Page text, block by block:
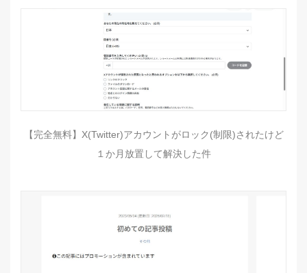
【完全無料】X(Twitter)アカウントがロック(制限)されたけど
１か月放置して解決した件